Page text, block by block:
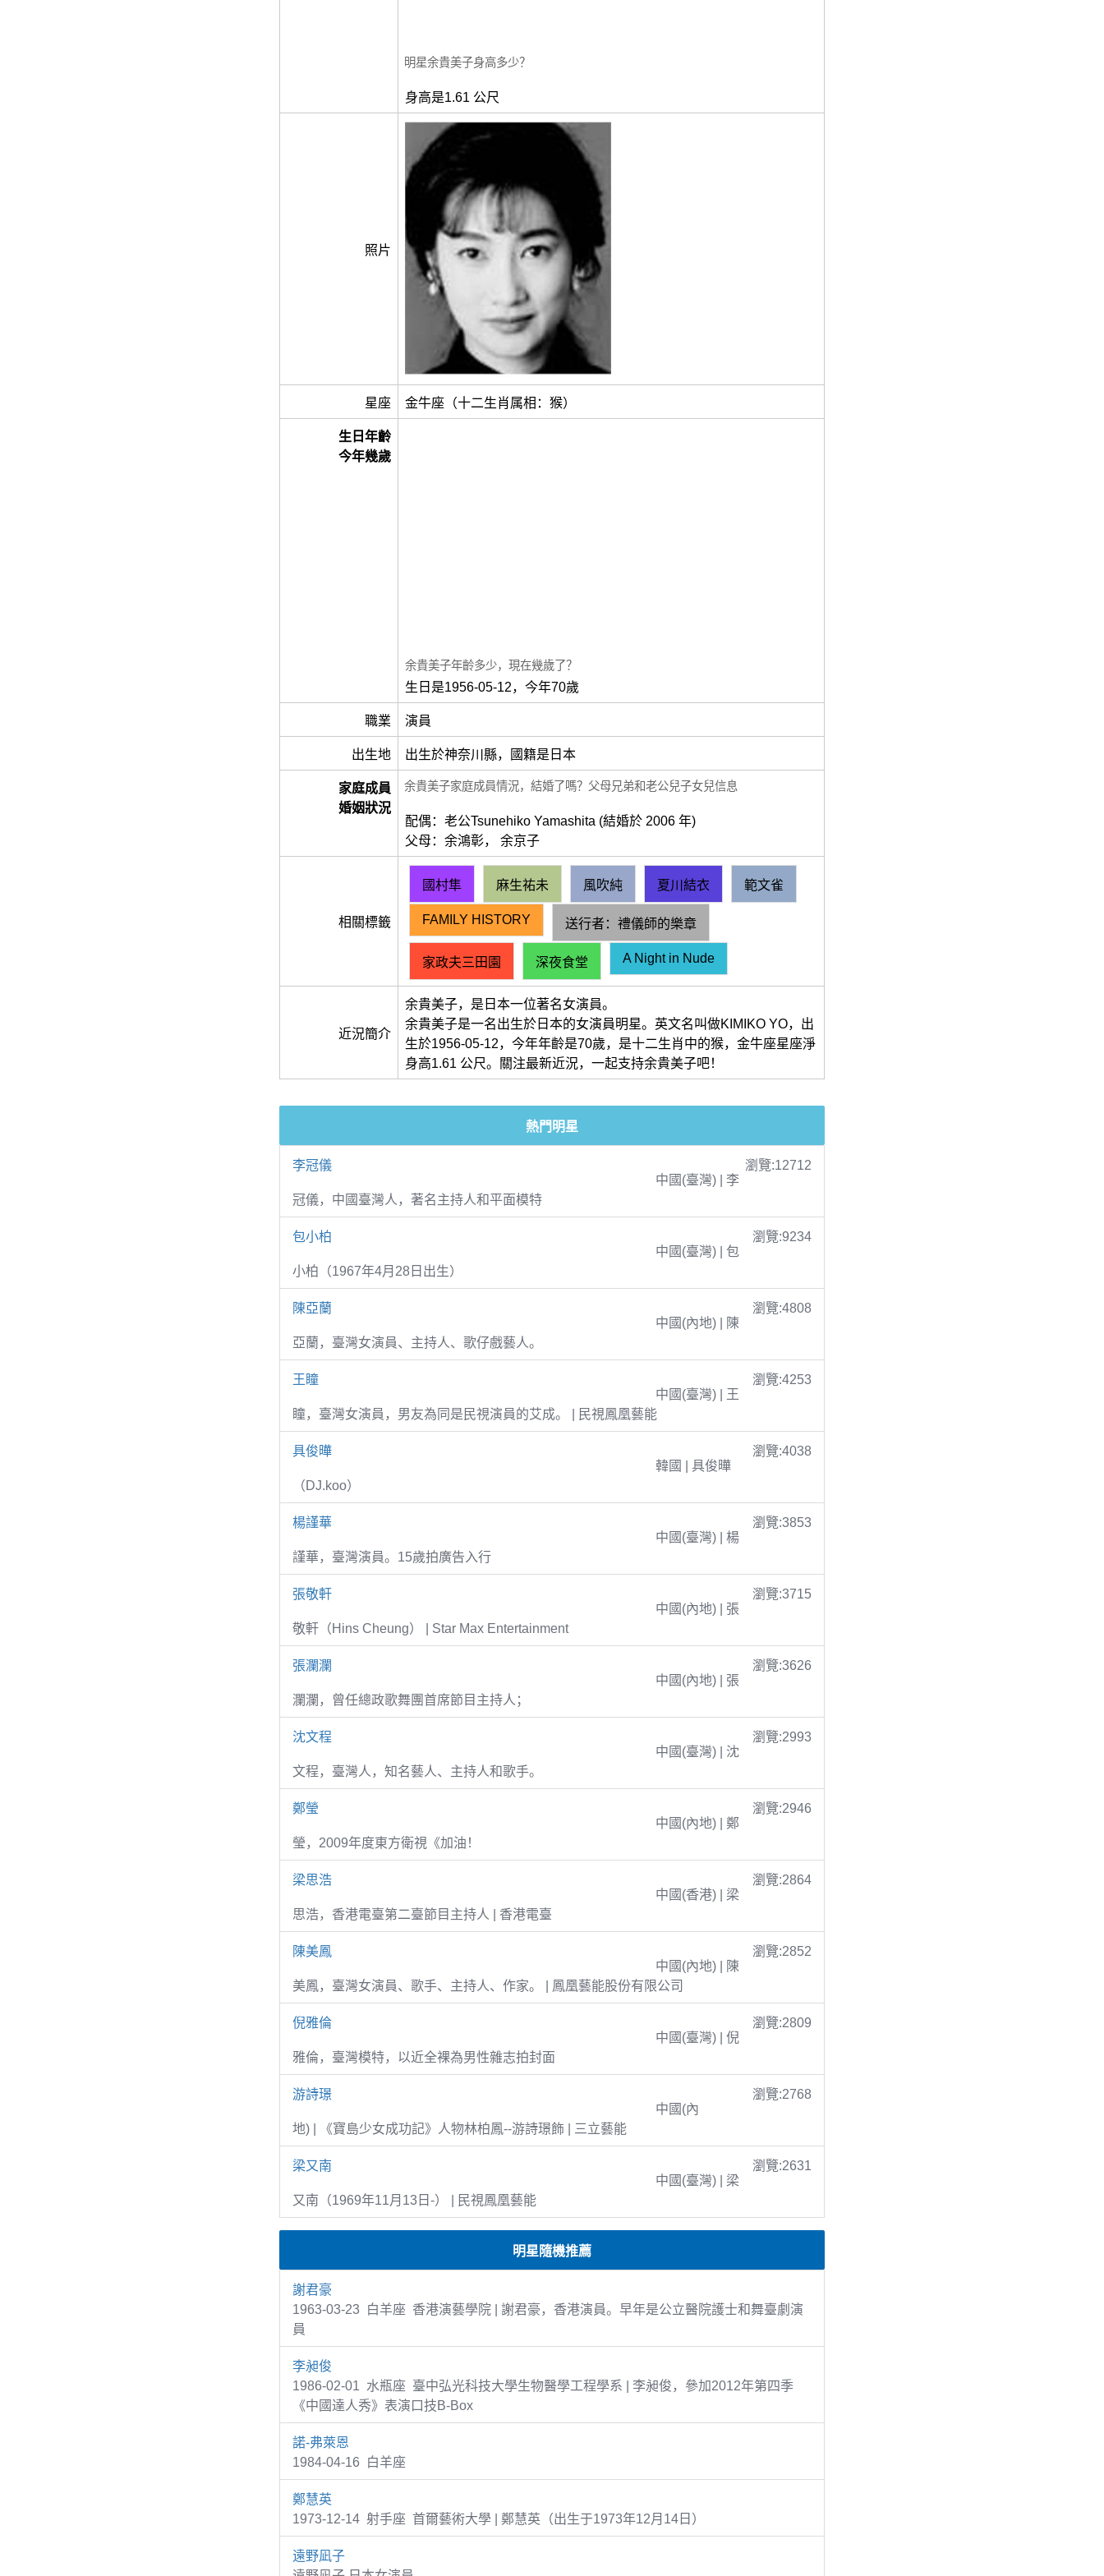
明星余貴美子身高多少？
身高是1.61 公尺
照片
星座 金牛座（十二生肖属相：猴）
生日年齡
今年幾歲
余貴美子年齡多少，現在幾歲了？
生日是1956-05-12，今年70歲
職業 演員
出生地 出生於神奈川縣，國籍是日本
家庭成員
婚姻狀況
余貴美子家庭成員情況，結婚了嗎？父母兄弟和老公兒子女兒信息
配偶：老公Tsunehiko Yamashita (結婚於 2006 年)
父母：余鴻彰， 余京子
相關標籤
國村隼 麻生祐未 風吹純 夏川結衣 範文雀
FAMILY HISTORY 送行者：禮儀師的樂章
家政夫三田園 深夜食堂 A Night in Nude
近況簡介
余貴美子，是日本一位著名女演員。
余貴美子是一名出生於日本的女演員明星。英文名叫做KIMIKO YO，出
生於1956-05-12，今年年齡是70歲，是十二生肖中的猴，金牛座星座淨
身高1.61 公尺。關注最新近況，一起支持余貴美子吧！
熱門明星
李冠儀
瀏覽:12712
中國(臺灣) | 李
冠儀，中國臺灣人，著名主持人和平面模特
包小柏
瀏覽:9234
中國(臺灣) | 包
小柏（1967年4月28日出生）
陳亞蘭
瀏覽:4808
中國(內地) | 陳
亞蘭，臺灣女演員、主持人、歌仔戲藝人。
王瞳
瀏覽:4253
中國(臺灣) | 王
瞳，臺灣女演員，男友為同是民視演員的艾成。 | 民視鳳凰藝能
具俊曄
瀏覽:4038
韓國 | 具俊曄
（DJ.koo）
楊謹華
瀏覽:3853
中國(臺灣) | 楊
謹華，臺灣演員。15歲拍廣告入行
張敬軒
瀏覽:3715
中國(內地) | 張
敬軒（Hins Cheung） | Star Max Entertainment
張瀾瀾
瀏覽:3626
中國(內地) | 張
瀾瀾，曾任總政歌舞團首席節目主持人；
沈文程
瀏覽:2993
中國(臺灣) | 沈
文程，臺灣人，知名藝人、主持人和歌手。
鄭瑩
瀏覽:2946
中國(內地) | 鄭
瑩，2009年度東方衛視《加油！
梁思浩
瀏覽:2864
中國(香港) | 梁
思浩，香港電臺第二臺節目主持人 | 香港電臺
陳美鳳
瀏覽:2852
中國(內地) | 陳
美鳳，臺灣女演員、歌手、主持人、作家。 | 鳳凰藝能股份有限公司
倪雅倫
瀏覽:2809
中國(臺灣) | 倪
雅倫，臺灣模特，以近全裸為男性雜志拍封面
游詩璟
瀏覽:2768
中國(內
地) | 《寶島少女成功記》人物林柏鳳--游詩璟飾 | 三立藝能
梁又南
瀏覽:2631
中國(臺灣) | 梁
又南（1969年11月13日-） | 民視鳳凰藝能
明星隨機推薦
謝君豪
1963-03-23 白羊座 香港演藝學院 | 謝君豪，香港演員。早年是公立醫院護士和舞臺劇演
員
李昶俊
1986-02-01 水瓶座 臺中弘光科技大學生物醫學工程學系 | 李昶俊，參加2012年第四季
《中國達人秀》表演口技B-Box
諾-弗萊恩
1984-04-16 白羊座
鄭慧英
1973-12-14 射手座 首爾藝術大學 | 鄭慧英（出生于1973年12月14日）
遠野凪子